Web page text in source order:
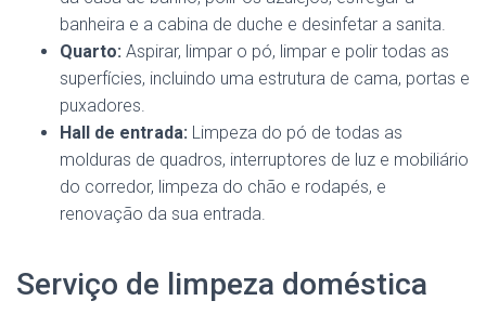
banheira e a cabina de duche e desinfetar a sanita.
Quarto: Aspirar, limpar o pó, limpar e polir todas as
superfícies, incluindo uma estrutura de cama, portas e
puxadores.
Hall de entrada: Limpeza do pó de todas as
molduras de quadros, interruptores de luz e mobiliário
do corredor, limpeza do chão e rodapés, e
renovação da sua entrada.
Serviço de limpeza doméstica